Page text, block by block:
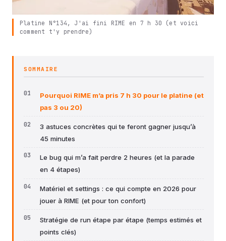
Platine N°134, J'ai fini RIME en 7 h 30 (et voici
comment t'y prendre)
SOMMAIRE
Pourquoi RIME m’a pris 7 h 30 pour le platine (et
pas 3 ou 20)
3 astuces concrètes qui te feront gagner jusqu’à
45 minutes
Le bug qui m’a fait perdre 2 heures (et la parade
en 4 étapes)
Matériel et settings : ce qui compte en 2026 pour
jouer à RIME (et pour ton confort)
Stratégie de run étape par étape (temps estimés et
points clés)